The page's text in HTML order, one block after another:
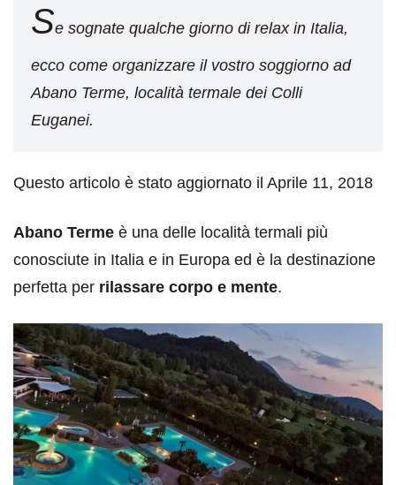
Se sognate qualche giorno di relax in Italia,
ecco come organizzare il vostro soggiorno ad
Abano Terme, località termale dei Colli
Euganei.
Questo articolo è stato aggiornato il Aprile 11, 2018
Abano Terme è una delle località termali più
conosciute in Italia e in Europa ed è la destinazione
perfetta per rilassare corpo e mente.